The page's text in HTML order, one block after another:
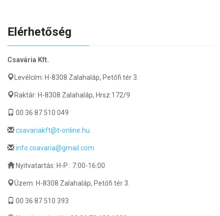
Elérhetőség
Csavária Kft.
Levélcím: H-8308 Zalahaláp, Petőfi tér 3.
Raktár: H-8308 Zalahaláp, Hrsz:172/9
00 36 87 510 049
csavariakft@t-online.hu
info.csavaria@gmail.com
Nyitvatartás: H-P : 7:00-16:00
Üzem: H-8308 Zalahaláp, Petőfi tér 3.
00 36 87 510 393